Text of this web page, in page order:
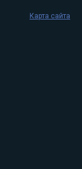
Карта сайта